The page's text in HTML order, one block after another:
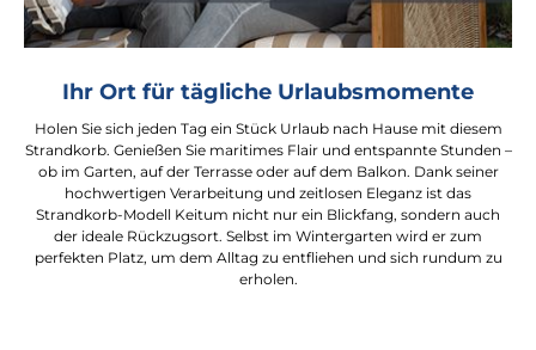
Ihr Ort für tägliche Urlaubsmomente
Holen Sie sich jeden Tag ein Stück Urlaub nach Hause mit diesem
Strandkorb. Genießen Sie maritimes Flair und entspannte Stunden –
ob im Garten, auf der Terrasse oder auf dem Balkon. Dank seiner
hochwertigen Verarbeitung und zeitlosen Eleganz ist das
Strandkorb-Modell Keitum nicht nur ein Blickfang, sondern auch
der ideale Rückzugsort. Selbst im Wintergarten wird er zum
perfekten Platz, um dem Alltag zu entfliehen und sich rundum zu
erholen.